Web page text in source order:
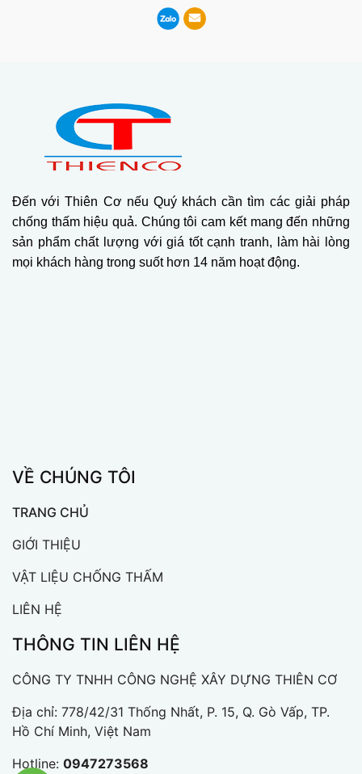
Đến với Thiên Cơ nếu Quý khách cần tìm các giải pháp
chống thấm hiệu quả. Chúng tôi cam kết mang đến những
sản phẩm chất lượng với giá tốt cạnh tranh, làm hài lòng
mọi khách hàng trong suốt hơn 14 năm hoạt động.
VỀ CHÚNG TÔI
TRANG CHỦ
GIỚI THIỆU
VẬT LIỆU CHỐNG THẤM
LIÊN HỆ
THÔNG TIN LIÊN HỆ
CÔNG TY TNHH CÔNG NGHỆ XÂY DỰNG THIÊN CƠ
Địa chỉ: 778/42/31 Thống Nhất, P. 15, Q. Gò Vấp, TP.
Hồ Chí Minh, Việt Nam
Hotline: 0947273568